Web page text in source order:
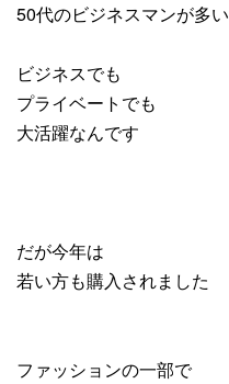
50代のビジネスマンが多い
ビジネスでも
プライベートでも
大活躍なんです
だが今年は
若い方も購入されました
ファッションの一部で